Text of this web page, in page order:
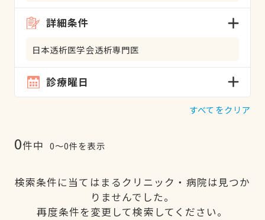
詳細条件
日本透析医学会透析専門医
診療曜日
すべてをクリア
0件中 0〜0件を表示
検索条件に当てはまるクリニック・病院は見つか
りませんでした。
再度条件を変更して検索してください。